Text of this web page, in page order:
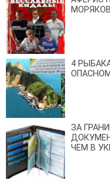
МОРЯКОВ
4
ЗА
ЧЕМ В